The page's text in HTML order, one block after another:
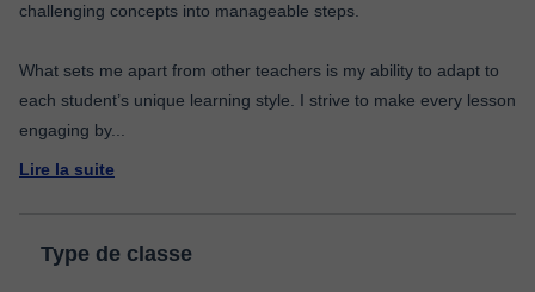
challenging concepts into manageable steps.
What sets me apart from other teachers is my ability to adapt to
each student’s unique learning style. I strive to make every lesson
engaging by...
Lire la suite
Type de classe